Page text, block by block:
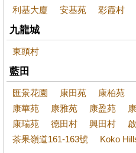
利基大廈 安基苑 彩霞村
九龍城
東頭村
藍田
匯景花園 康田苑 康柏苑
康華苑
康雅苑 康盈苑
康瑞苑
德田村 興田村
茶果嶺道161-163號
Koko